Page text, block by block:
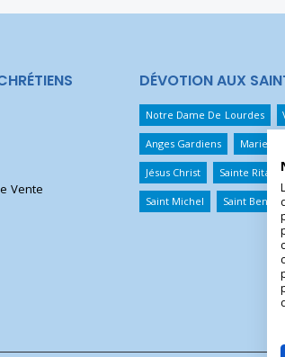
Vente
DÉVOTION AUX
Notre Dame De Lourdes
Anges Gardiens Marie
Jésus Christ Sainte Rita
Saint Michel Saint Benoît